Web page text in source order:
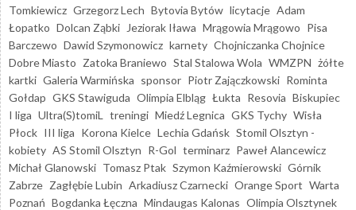
Tomkiewicz Grzegorz Lech Bytovia Bytów licytacje Adam
Łopatko Dolcan Ząbki Jeziorak Iława Mrągowia Mrągowo Pisa
Barczewo Dawid Szymonowicz karnety Chojniczanka Chojnice
Dobre Miasto Zatoka Braniewo Stal Stalowa Wola WMZPN żółte
kartki Galeria Warmińska sponsor Piotr Zajączkowski Rominta
Gołdap GKS Stawiguda Olimpia Elbląg Łukta Resovia Biskupiec
I liga Ultra(S)tomiL treningi Miedź Legnica GKS Tychy Wisła
Płock III liga Korona Kielce Lechia Gdańsk Stomil Olsztyn -
kobiety AS Stomil Olsztyn R-Gol terminarz Paweł Alancewicz
Michał Glanowski Tomasz Ptak Szymon Kaźmierowski Górnik
Zabrze Zagłębie Lubin Arkadiusz Czarnecki Orange Sport Warta
Poznań Bogdanka Łęczna Mindaugas Kalonas Olimpia Olsztynek